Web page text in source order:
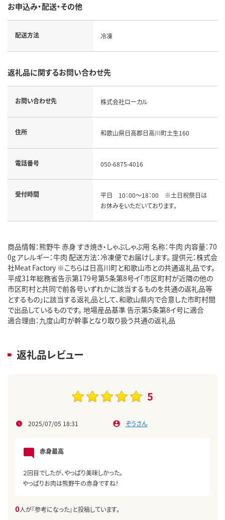
お申込み・配送・その他
配送方法 冷凍
返礼品に関するお問い合わせ先
お問い合わせ先 株式会社ローカル
住所 和歌山県日高郡日高川町土生160
電話番号 050-6875-4016
受付時間
平日 10：00～18：00 ※土日祝祭日は
お休みをいただいております。
商品情報：熊野牛 赤身 すき焼き・しゃぶしゃぶ用 名称：牛肉 内容量：70
0g アレルギー：牛肉 配送方法：冷凍便でお届けします。 提供元：株式会
社Meat Factory ※こちらは日高川町と和歌山市との共通返礼品です。
平成31年総務省告示第179号第5条第8号イ「市区町村が近隣の他の
市区町村と共同で前各号いずれかに該当するものを共通の返礼品等
とするもの」に該当する返礼品として、和歌山県内で合意した市町村間
で出品しているものです。 地場産品基準 告示第5条第8イ号に適合
適合理由：九度山町が幹事となり取り扱う共通の返礼品
返礼品レビュー
5
2025/07/05 18:31 ぞうさん
赤身最高
２回目でしたが、やっぱり美味しかった。
やっぱりお肉は熊野牛の赤身ですね！
0人が『参考になった』と投稿しています。